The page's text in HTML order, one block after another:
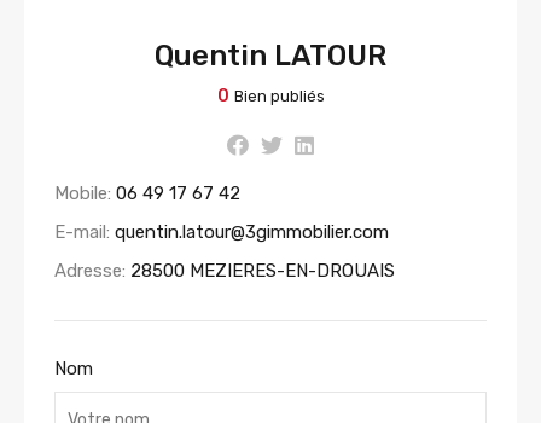
Quentin LATOUR
0 Bien publiés
Mobile: 06 49 17 67 42
E-mail: quentin.latour@3gimmobilier.com
Adresse: 28500 MEZIERES-EN-DROUAIS
Nom